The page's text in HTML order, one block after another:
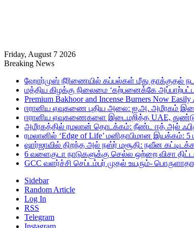
Friday, August 7 2026
Breaking News
ஹோர்முஸ் நீரிணையில் கப்பல்கள் மீது தாக்குதல்
மத்திய கிழக்கு நிலைமை ‘கற்பனைக்கே
Premium Bakhoor and Incense Burners Now
ஈரானிய ஏவுகணை புதிய அலை: ஐ.அ. அமீரகம்
ஈரானிய ஏவுகணைகளை இடைமறித்த UAE,
அமீரகத்தில் ரமலான் தொடக்கம்: நீண்ட ஈத் அல் ஃபித்ர்
ரமலானில் ‘Edge of Life’ மனிதாபிமான இயக்கம்: 5
ஷார்ஜாவில் திறந்த அல் நஸ்ர் மசூதி: நவீன
6 வளைகுடா நாடுகளுக்கு செல்ல ஒற்றை விசா
GCC வளர்ச்சி செப்டம்பர் முதல் உயரும்-
Sidebar
Random Article
Log In
RSS
Telegram
Instagram